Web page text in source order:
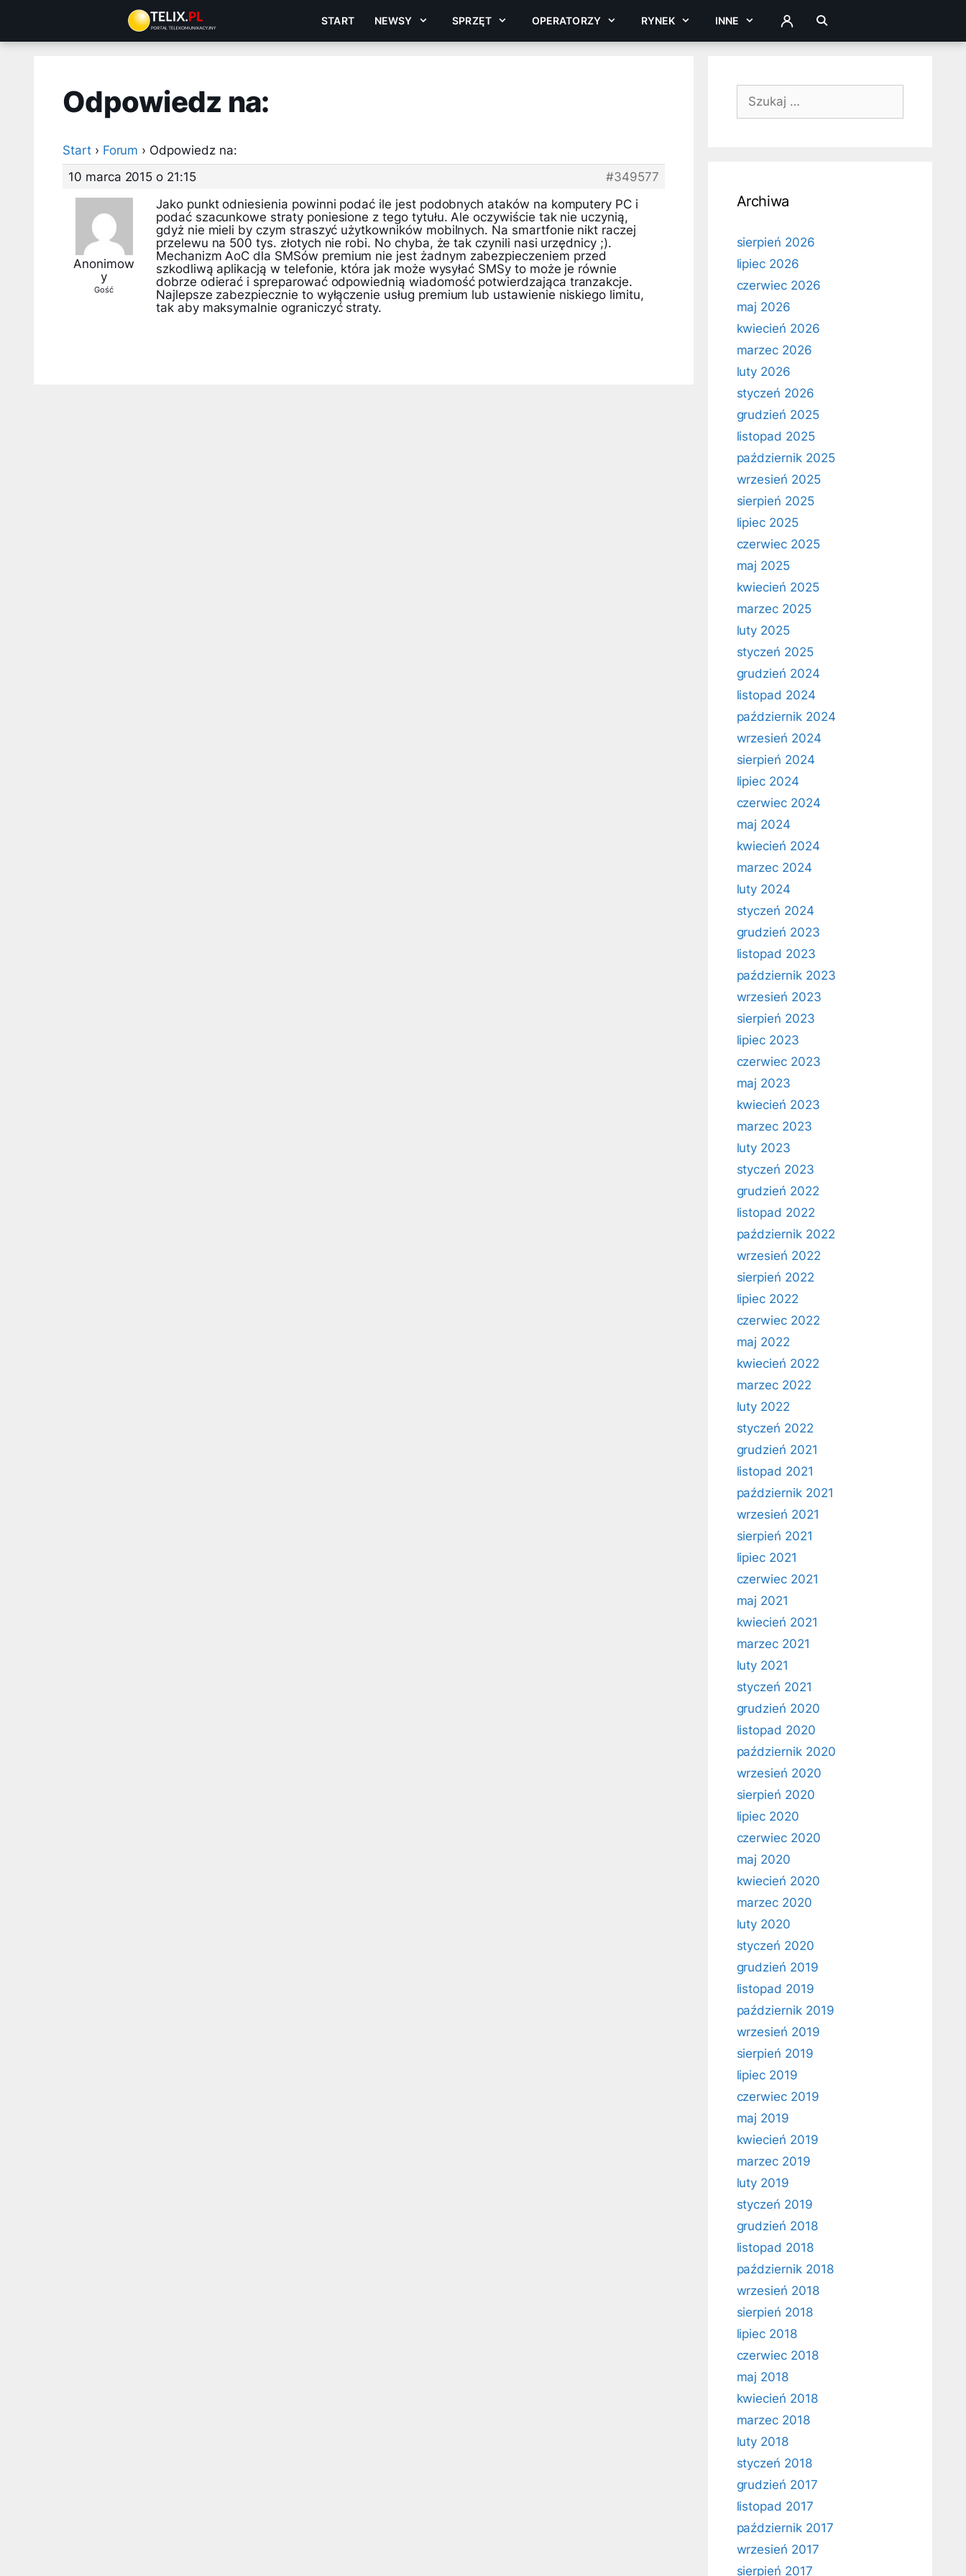
treści
START NEWSY SPRZĘT OPERATORZY RYNEK INNE ZALOGUJ
Odpowiedz na:
Start › Forum › Odpowiedz na:
10 marca 2015 o 21:15
#349577
Anonimow
y
Gość
Jako punkt odniesienia powinni podać ile jest podobnych ataków na komputery PC i
podać szacunkowe straty poniesione z tego tytułu. Ale oczywiście tak nie uczynią,
gdyż nie mieli by czym straszyć użytkowników mobilnych. Na smartfonie nikt raczej
przelewu na 500 tys. złotych nie robi. No chyba, że tak czynili nasi urzędnicy ;).
Mechanizm AoC dla SMSów premium nie jest żadnym zabezpieczeniem przed
szkodliwą aplikacją w telefonie, która jak może wysyłać SMSy to może je równie
dobrze odierać i spreparować odpowiednią wiadomość potwierdzająca tranzakcje.
Najlepsze zabezpiecznie to wyłączenie usług premium lub ustawienie niskiego limitu,
tak aby maksymalnie ograniczyć straty.
Szukaj:
Archiwa
sierpień 2026
lipiec 2026
czerwiec 2026
maj 2026
kwiecień 2026
marzec 2026
luty 2026
styczeń 2026
grudzień 2025
listopad 2025
październik 2025
wrzesień 2025
sierpień 2025
lipiec 2025
czerwiec 2025
maj 2025
kwiecień 2025
marzec 2025
luty 2025
styczeń 2025
grudzień 2024
listopad 2024
październik 2024
wrzesień 2024
sierpień 2024
lipiec 2024
czerwiec 2024
maj 2024
kwiecień 2024
marzec 2024
luty 2024
styczeń 2024
grudzień 2023
listopad 2023
październik 2023
wrzesień 2023
sierpień 2023
lipiec 2023
czerwiec 2023
maj 2023
kwiecień 2023
marzec 2023
luty 2023
styczeń 2023
grudzień 2022
listopad 2022
październik 2022
wrzesień 2022
sierpień 2022
lipiec 2022
czerwiec 2022
maj 2022
kwiecień 2022
marzec 2022
luty 2022
styczeń 2022
grudzień 2021
listopad 2021
październik 2021
wrzesień 2021
sierpień 2021
lipiec 2021
czerwiec 2021
maj 2021
kwiecień 2021
marzec 2021
luty 2021
styczeń 2021
grudzień 2020
listopad 2020
październik 2020
wrzesień 2020
sierpień 2020
lipiec 2020
czerwiec 2020
maj 2020
kwiecień 2020
marzec 2020
luty 2020
styczeń 2020
grudzień 2019
listopad 2019
październik 2019
wrzesień 2019
sierpień 2019
lipiec 2019
czerwiec 2019
maj 2019
kwiecień 2019
marzec 2019
luty 2019
styczeń 2019
grudzień 2018
listopad 2018
październik 2018
wrzesień 2018
sierpień 2018
lipiec 2018
czerwiec 2018
maj 2018
kwiecień 2018
marzec 2018
luty 2018
styczeń 2018
grudzień 2017
listopad 2017
październik 2017
wrzesień 2017
sierpień 2017